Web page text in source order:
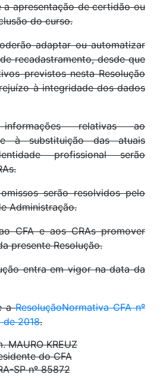
a apresentação de certidão ou
do curso.
adaptar ou automatizar
recadastramento, desde que
previstos nesta Resolução
à integridade dos dados
relativas ao
e à substituição das atuais
profissional serão
serão resolvidos pelo
Administração.
CFA e aos CRAs promover
presente Resolução.
entra em vigor na data da
aResoluçãoNormativa CFA nº
2018.
MAURO KREUZ
do CFA
SP nº 85872